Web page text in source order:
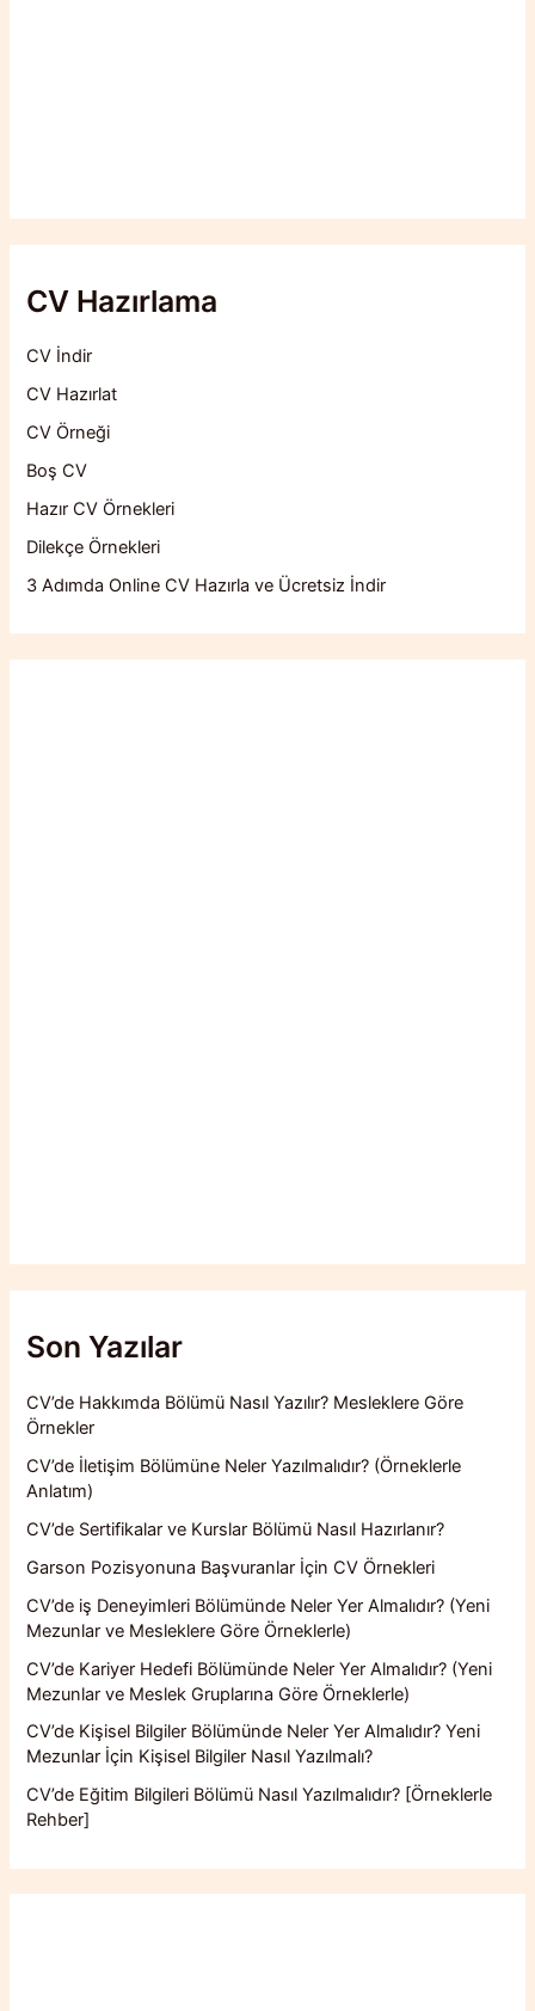
CV Hazırlama
CV İndir
CV Hazırlat
CV Örneği
Boş CV
Hazır CV Örnekleri
Dilekçe Örnekleri
3 Adımda Online CV Hazırla ve Ücretsiz İndir
Son Yazılar
CV’de Hakkımda Bölümü Nasıl Yazılır? Mesleklere Göre
Örnekler
CV’de İletişim Bölümüne Neler Yazılmalıdır? (Örneklerle
Anlatım)
CV’de Sertifikalar ve Kurslar Bölümü Nasıl Hazırlanır?
Garson Pozisyonuna Başvuranlar İçin CV Örnekleri
CV’de iş Deneyimleri Bölümünde Neler Yer Almalıdır? (Yeni
Mezunlar ve Mesleklere Göre Örneklerle)
CV’de Kariyer Hedefi Bölümünde Neler Yer Almalıdır? (Yeni
Mezunlar ve Meslek Gruplarına Göre Örneklerle)
CV’de Kişisel Bilgiler Bölümünde Neler Yer Almalıdır? Yeni
Mezunlar İçin Kişisel Bilgiler Nasıl Yazılmalı?
CV’de Eğitim Bilgileri Bölümü Nasıl Yazılmalıdır? [Örneklerle
Rehber]